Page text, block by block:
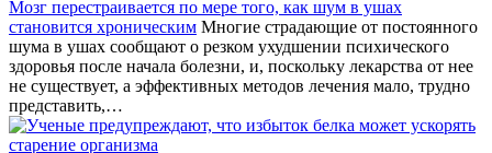
Мозг перестраивается по мере того, как шум в ушах
становится хроническим Многие страдающие от постоянного
шума в ушах сообщают о резком ухудшении психического
здоровья после начала болезни, и, поскольку лекарства от нее
не существует, а эффективных методов лечения мало, трудно
представить,…